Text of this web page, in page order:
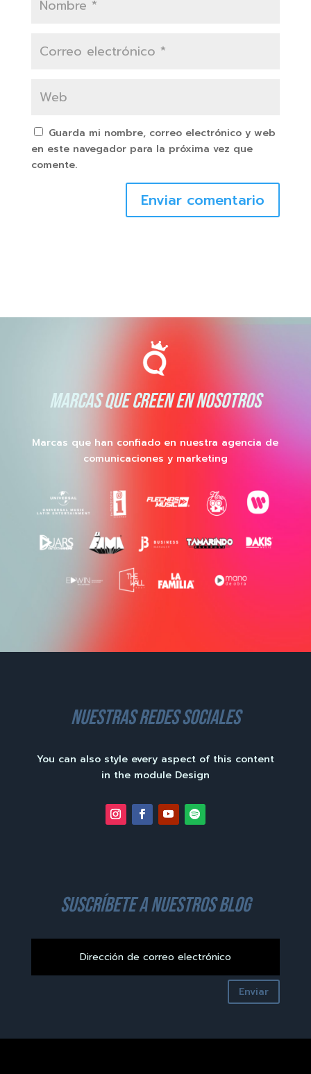
Guarda mi nombre, correo electrónico y web
en este navegador para la próxima vez que
comente.
Enviar comentario
MARCAS QUE CREEN EN NOSOTROS
Marcas que han confiado en nuestra agencia de
comunicaciones y marketing
nuestras redes sociales
You can also style every aspect of this content
in the module Design
suscríbete a nuestros blog
Enviar